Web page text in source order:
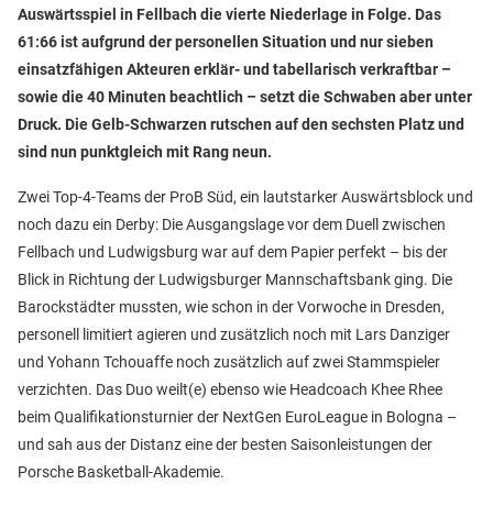
Auswärtsspiel in Fellbach die vierte Niederlage in Folge. Das
61:66 ist aufgrund der personellen Situation und nur sieben
einsatzfähigen Akteuren erklär- und tabellarisch verkraftbar –
sowie die 40 Minuten beachtlich – setzt die Schwaben aber unter
Druck. Die Gelb-Schwarzen rutschen auf den sechsten Platz und
sind nun punktgleich mit Rang neun.
Zwei Top-4-Teams der ProB Süd, ein lautstarker Auswärtsblock und
noch dazu ein Derby: Die Ausgangslage vor dem Duell zwischen
Fellbach und Ludwigsburg war auf dem Papier perfekt – bis der
Blick in Richtung der Ludwigsburger Mannschaftsbank ging. Die
Barockstädter mussten, wie schon in der Vorwoche in Dresden,
personell limitiert agieren und zusätzlich noch mit Lars Danziger
und Yohann Tchouaffe noch zusätzlich auf zwei Stammspieler
verzichten. Das Duo weilt(e) ebenso wie Headcoach Khee Rhee
beim Qualifikationsturnier der NextGen EuroLeague in Bologna –
und sah aus der Distanz eine der besten Saisonleistungen der
Porsche Basketball-Akademie.